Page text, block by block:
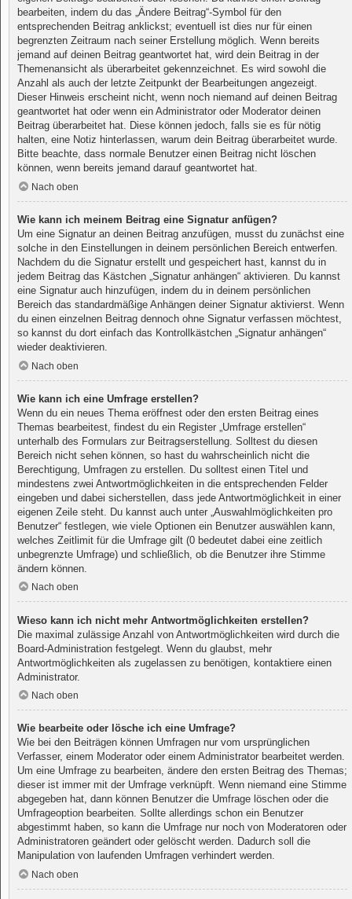
bearbeiten, indem du das „Ändere Beitrag“-Symbol für den
entsprechenden Beitrag anklickst; eventuell ist dies nur für einen
begrenzten Zeitraum nach seiner Erstellung möglich. Wenn bereits
jemand auf deinen Beitrag geantwortet hat, wird dein Beitrag in der
Themenansicht als überarbeitet gekennzeichnet. Es wird sowohl die
Anzahl als auch der letzte Zeitpunkt der Bearbeitungen angezeigt.
Dieser Hinweis erscheint nicht, wenn noch niemand auf deinen Beitrag
geantwortet hat oder wenn ein Administrator oder Moderator deinen
Beitrag überarbeitet hat. Diese können jedoch, falls sie es für nötig
halten, eine Notiz hinterlassen, warum dein Beitrag überarbeitet wurde.
Bitte beachte, dass normale Benutzer einen Beitrag nicht löschen
können, wenn bereits jemand darauf geantwortet hat.
Nach oben
Wie kann ich meinem Beitrag eine Signatur anfügen?
Um eine Signatur an deinen Beitrag anzufügen, musst du zunächst eine
solche in den Einstellungen in deinem persönlichen Bereich entwerfen.
Nachdem du die Signatur erstellt und gespeichert hast, kannst du in
jedem Beitrag das Kästchen „Signatur anhängen“ aktivieren. Du kannst
eine Signatur auch hinzufügen, indem du in deinem persönlichen
Bereich das standardmäßige Anhängen deiner Signatur aktivierst. Wenn
du einen einzelnen Beitrag dennoch ohne Signatur verfassen möchtest,
so kannst du dort einfach das Kontrollkästchen „Signatur anhängen“
wieder deaktivieren.
Nach oben
Wie kann ich eine Umfrage erstellen?
Wenn du ein neues Thema eröffnest oder den ersten Beitrag eines
Themas bearbeitest, findest du ein Register „Umfrage erstellen“
unterhalb des Formulars zur Beitragserstellung. Solltest du diesen
Bereich nicht sehen können, so hast du wahrscheinlich nicht die
Berechtigung, Umfragen zu erstellen. Du solltest einen Titel und
mindestens zwei Antwortmöglichkeiten in die entsprechenden Felder
eingeben und dabei sicherstellen, dass jede Antwortmöglichkeit in einer
eigenen Zeile steht. Du kannst auch unter „Auswahlmöglichkeiten pro
Benutzer“ festlegen, wie viele Optionen ein Benutzer auswählen kann,
welches Zeitlimit für die Umfrage gilt (0 bedeutet dabei eine zeitlich
unbegrenzte Umfrage) und schließlich, ob die Benutzer ihre Stimme
ändern können.
Nach oben
Wieso kann ich nicht mehr Antwortmöglichkeiten erstellen?
Die maximal zulässige Anzahl von Antwortmöglichkeiten wird durch die
Board-Administration festgelegt. Wenn du glaubst, mehr
Antwortmöglichkeiten als zugelassen zu benötigen, kontaktiere einen
Administrator.
Nach oben
Wie bearbeite oder lösche ich eine Umfrage?
Wie bei den Beiträgen können Umfragen nur vom ursprünglichen
Verfasser, einem Moderator oder einem Administrator bearbeitet werden.
Um eine Umfrage zu bearbeiten, ändere den ersten Beitrag des Themas;
dieser ist immer mit der Umfrage verknüpft. Wenn niemand eine Stimme
abgegeben hat, dann können Benutzer die Umfrage löschen oder die
Umfrageoption bearbeiten. Sollte allerdings schon ein Benutzer
abgestimmt haben, so kann die Umfrage nur noch von Moderatoren oder
Administratoren geändert oder gelöscht werden. Dadurch soll die
Manipulation von laufenden Umfragen verhindert werden.
Nach oben